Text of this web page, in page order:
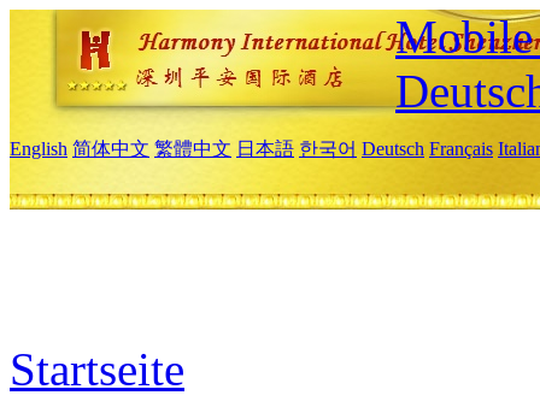
Mobile
English 简体中文 繁體中文 日本語 한국어 Deutsch Français
Startseite